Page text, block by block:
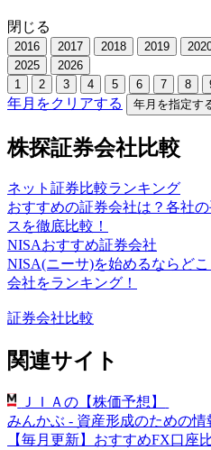
閉じる
2016 2017 2018 2019
2025
2026
1
2 3 4 5 6 7 8
年月をクリアする 年月を指定す
株探証券会社比較
ネット証券比較ランキング
おすすめの証券会社は？各社
スを徹底比較！
NISAおすすめ証券会社
NISA(ニーサ)を始めるならど
会社をランキング！
証券会社比較
関連サイト
ＪＩＡの【株価予想】
みんかぶ - 資産形成のための情
【毎月更新】おすすめFX口座